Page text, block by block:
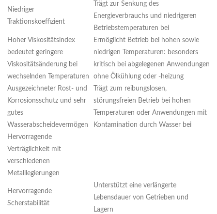
Niedriger
Traktionskoeffizient
Trägt zur Senkung des
Energieverbrauchs und niedrigeren
Betriebstemperaturen bei
Hoher Viskositätsindex
bedeutet geringere
Viskositätsänderung bei
wechselnden Temperaturen
Ermöglicht Betrieb bei hohen sowie
niedrigen Temperaturen: besonders
kritisch bei abgelegenen Anwendungen
ohne Ölkühlung oder -heizung
Ausgezeichneter Rost- und
Korrosionsschutz und sehr
gutes
Wasserabscheidevermögen
Trägt zum reibungslosen,
störungsfreien Betrieb bei hohen
Temperaturen oder Anwendungen mit
Kontamination durch Wasser bei
Hervorragende
Verträglichkeit mit
verschiedenen
Metalllegierungen
Hervorragende
Scherstabilität
Unterstützt eine verlängerte
Lebensdauer von Getrieben und
Lagern